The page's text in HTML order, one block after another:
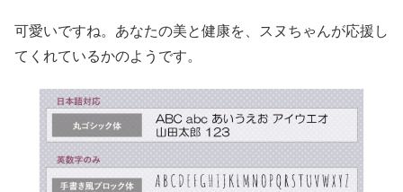
可愛いですね。あなたの美と健康を、スヌちゃんが応援し
てくれているかのようです。